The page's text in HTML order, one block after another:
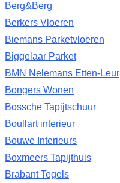
Berg&Berg
Berkers Vloeren
Biemans Parketvloeren
Biggelaar Parket
BMN Nelemans Etten-Leur
Bongers Wonen
Bossche Tapijtschuur
Boullart interieur
Bouwe Interieurs
Boxmeers Tapijthuis
Brabant Tegels